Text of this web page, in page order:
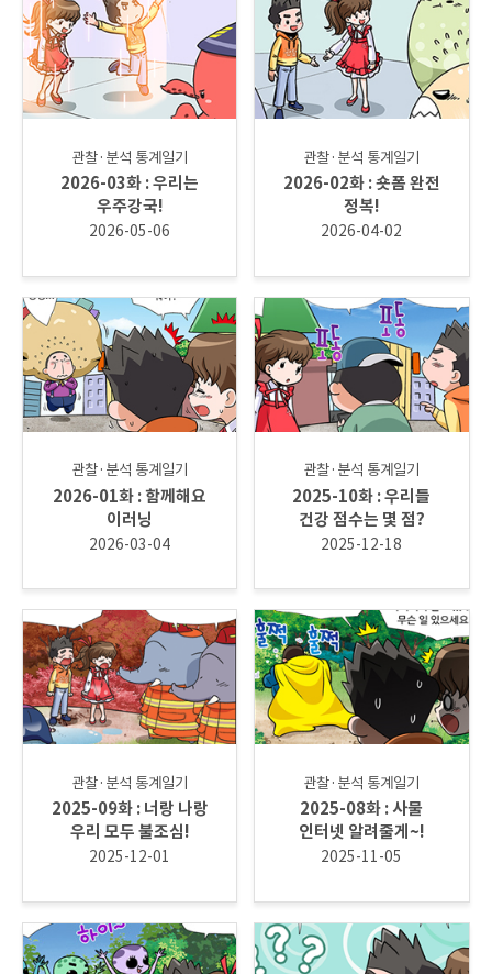
관찰·분석 통계일기
2026-03화 : 우리는
우주강국!
2026-05-06
관찰·분석 통계일기
2026-02화 : 숏폼 완전
정복!
2026-04-02
관찰·분석 통계일기
2026-01화 : 함께해요
이러닝
2026-03-04
관찰·분석 통계일기
2025-10화 : 우리들
건강 점수는 몇 점?
2025-12-18
관찰·분석 통계일기
2025-09화 : 너랑 나랑
우리 모두 불조심!
2025-12-01
관찰·분석 통계일기
2025-08화 : 사물
인터넷 알려줄게~!
2025-11-05